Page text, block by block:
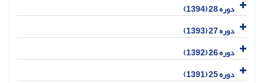
دوره 28 (1394)
دوره 27 (1393)
دوره 26 (1392)
دوره 25 (1391)